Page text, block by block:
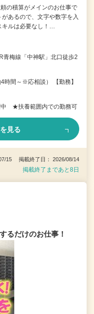
の積算がメインのお仕事で
あるので、文字や数字を入
キルは必要なし！…
青梅線「中神駅」北口徒歩2
時間～※応相談） 【勤務】
中 ★扶養範囲内での勤務可
見る
15 掲載終了日： 2026/08/14
掲載終了まであと8日
るだけのお仕事！